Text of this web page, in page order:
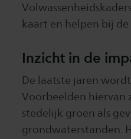
kaart en helpen bij
Inzicht in de
De laatste jaren
Voorbeelden hiervan
stedelijk groen als
grondwaterstanden.